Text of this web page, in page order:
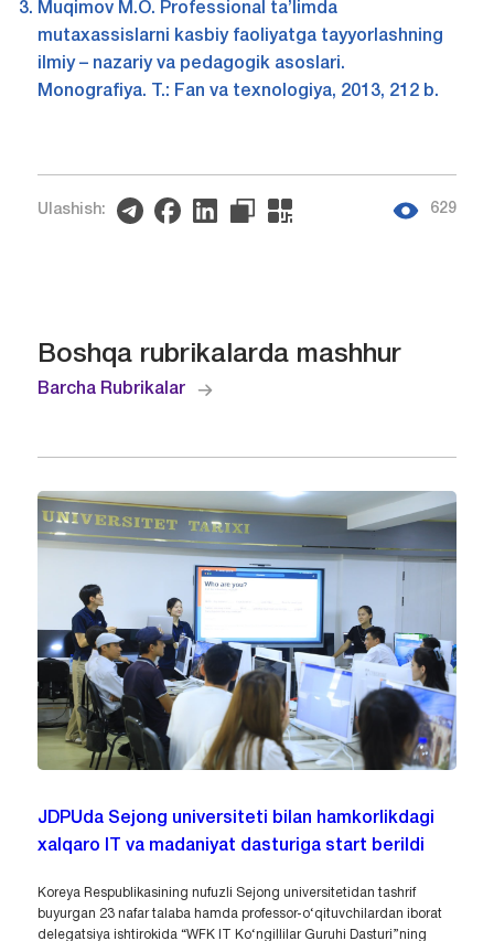
Muqimov M.O. Professional ta’limda
mutaxassislarni kasbiy faoliyatga tayyorlashning
ilmiy – nazariy va pedagogik asoslari.
Monografiya. T.: Fan va texnologiya, 2013, 212 b.
Ulashish: 629
Boshqa rubrikalarda mashhur
Barcha Rubrikalar
JDPUda Sejong universiteti bilan hamkorlikdagi
xalqaro IT va madaniyat dasturiga start berildi
Koreya Respublikasining nufuzli Sejong universitetidan tashrif
buyurgan 23 nafar talaba hamda professor-o‘qituvchilardan iborat
delegatsiya ishtirokida “WFK IT Ko‘ngillilar Guruhi Dasturi”ning